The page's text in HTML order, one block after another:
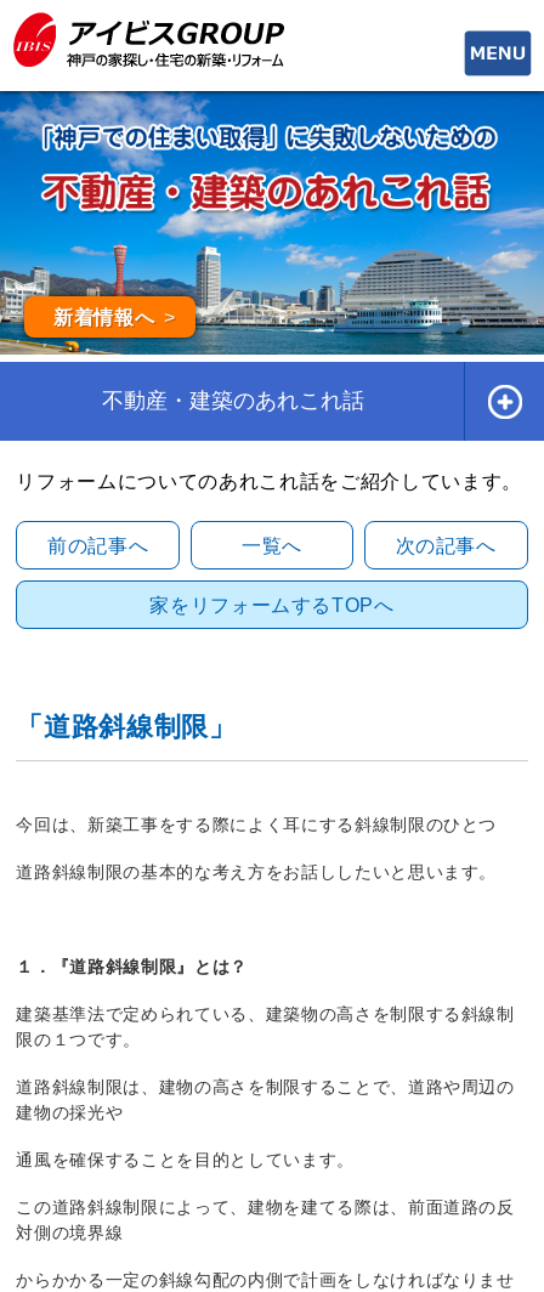
toggle
新着情報へ
不動産・建築のあれこれ話
リフォームについてのあれこれ話をご紹介しています。
前の記事へ 一覧へ 次の記事へ
家をリフォームするTOPへ
「道路斜線制限」
今回は、新築工事をする際によく耳にする斜線制限のひとつ
道路斜線制限の基本的な考え方をお話ししたいと思います。
１．『道路斜線制限』とは？
建築基準法で定められている、建築物の高さを制限する斜線制
限の１つです。
道路斜線制限は、建物の高さを制限することで、道路や周辺の
建物の採光や
通風を確保することを目的としています。
この道路斜線制限によって、建物を建てる際は、前面道路の反
対側の境界線
からかかる一定の斜線勾配の内側で計画をしなければなりませ